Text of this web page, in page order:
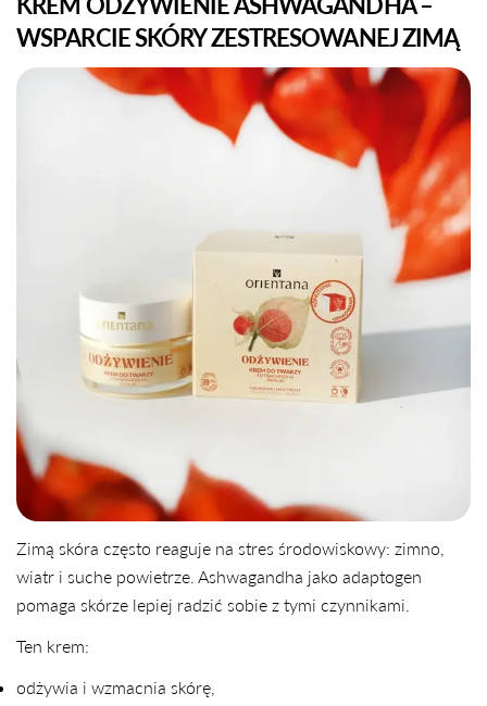
WSPARCIE SKÓRY ZESTRESOWANEJ ZIMĄ
Zimą skóra często reaguje na stres środowiskowy: zimno,
wiatr i suche powietrze. Ashwagandha jako adaptogen
pomaga skórze lepiej radzić sobie z tymi czynnikami.
Ten krem:
odżywia i wzmacnia skórę,